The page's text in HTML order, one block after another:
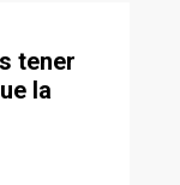
tener
la